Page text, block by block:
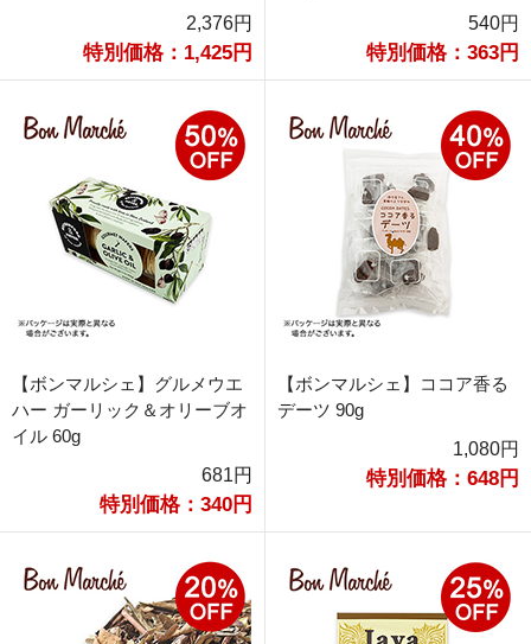
2,376円
特別価格：1,425円
540円
特別価格：363円
【ボンマルシェ】グルメウエ
ハー ガーリック＆オリーブオ
イル 60g
681円
特別価格：340円
【ボンマルシェ】ココア香る
デーツ 90g
1,080円
特別価格：648円